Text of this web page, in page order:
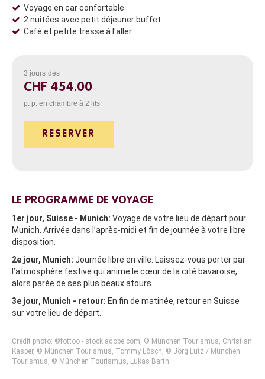
Voyage en car confortable
2 nuitées avec petit déjeuner buffet
Café et petite tresse à l'aller
3 jours dès
CHF 454.00
p. p. en chambre à 2 lits
RESERVER
LE PROGRAMME DE VOYAGE
1er jour, Suisse - Munich: Voyage de votre lieu de départ pour
Munich. Arrivée dans l’après-midi et fin de journée à votre libre
disposition.
2e jour, Munich: Journée libre en ville. Laissez-vous porter par
l’atmosphère festive qui anime le cœur de la cité bavaroise,
alors parée de ses plus beaux atours.
3e jour, Munich - retour: En fin de matinée, retour en Suisse
sur votre lieu de départ.
Crédit photo: ©fottoo - stock.adobe.com, © München Tourismus, Christian
Kasper, © München Tourismus, Tommy Lösch, © Jörg Lutz / München
Tourismus, © München Tourismus, Lukas Barth